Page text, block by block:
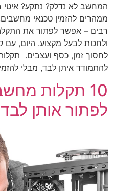
המחשב לא נדלק? נתקע?
ממהרים להזמין טכנאי
רבים – אפשר לפתור את
ולחכות לבעל מקצוע. היום, עם
לחסוך זמן, כסף ועצבים.
להתמודד איתן לבד, מבלי
10 תקלות
לפתור אותן